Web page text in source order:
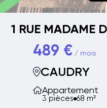
1 RUE MADAME
489 €/ mois
CAUDRY
Appartement
3 pièces 68 m²